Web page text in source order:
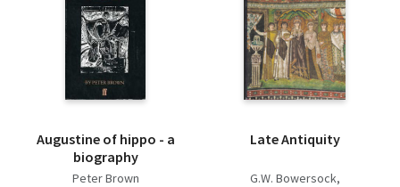
Augustine of hippo - a
biography
Peter Brown
Late Antiquity
G.W. Bowersock